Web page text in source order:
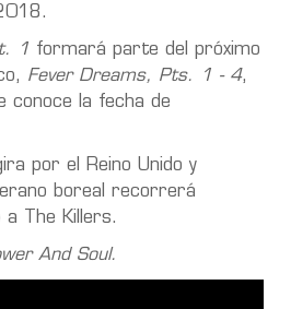
1 formará parte del próximo
Fever Dreams, Pts. 1 - 4,
conoce la fecha de
por el Reino Unido y
boreal recorrerá
a The Killers.
And Soul.